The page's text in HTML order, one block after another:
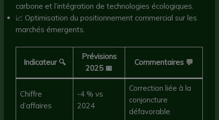
carbone et l’intégration de technologies écologiques.
📈 Optimisation du positionnement commercial sur les
marchés émergents.
Indicateur 🔍
Prévisions
2025 📅
Commentaires 💬
Chiffre
d’affaires
-4 % vs
2024
Correction liée à la
conjoncture
défavorable